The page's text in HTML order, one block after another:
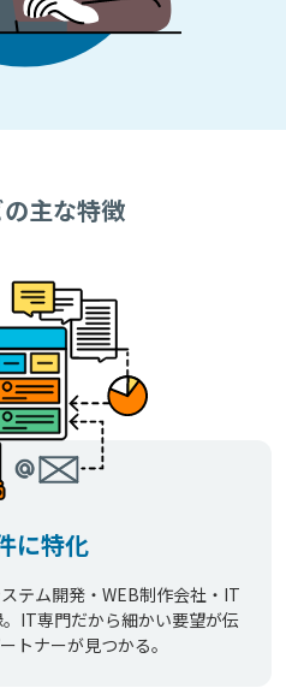
主な特徴
に特化
テム開発・WEB制作会社・IT
IT専門だから細かい要望が伝
トナーが見つかる。